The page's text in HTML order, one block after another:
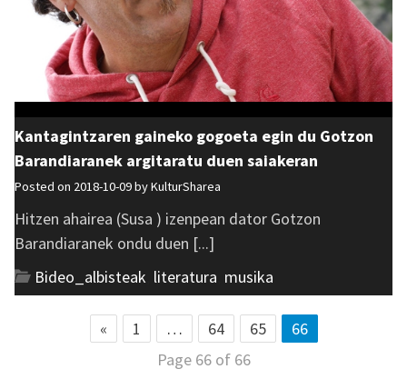
Kantagintzaren gaineko gogoeta egin du Gotzon
Barandiaranek argitaratu duen saiakeran
Posted on 2018-10-09 byKulturSharea
Hitzen ahairea (Susa ) izenpean dator Gotzon
Barandiaranek ondu duen [...]
Bideo_albisteak literatura musika
« 1 … 64 65
66
Page 66 of 66